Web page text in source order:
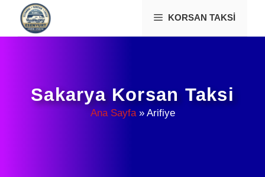
İçeriğe
KORSAN TAKSI
Sakarya Korsan Taksi
Ana Sayfa» Arifiye